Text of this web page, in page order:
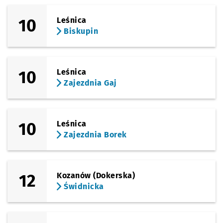
10
Leśnica
Biskupin
10
Leśnica
Zajezdnia Gaj
10
Leśnica
Zajezdnia Borek
12
Kozanów (Dokerska)
Świdnicka